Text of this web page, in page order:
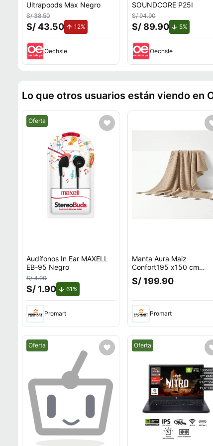
Ultrapoods Max Negro
S/ 38.50
S/ 43.50 12%
Oechsle
SOUNDCORE P25I
S/ 94.90
S/ 89.90 5%
Oechsle
Lo que otros usuarios están viendo en
Mejor precio.
Oferta
Audífonos In Ear MAXELL
EB-95 Negro
S/ 4.90
S/ 1.90 61%
Promart
Manta Aura Maiz
Confort195 x150 cm
Zalmohadas
S/ 199.90
Promart
Mejor precio.
Oferta Mejor precio.
Oferta